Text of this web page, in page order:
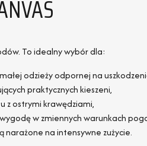
To idealny wybór dla:
odzieży odpornej na
praktycznych kieszeni,
z ostrymi krawędziami,
w zmiennych warunkach
narażone na intensywne zużycie.